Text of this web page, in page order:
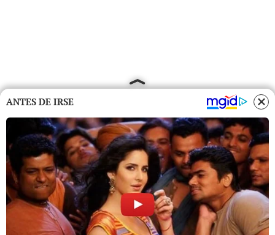
ANTES DE IRSE